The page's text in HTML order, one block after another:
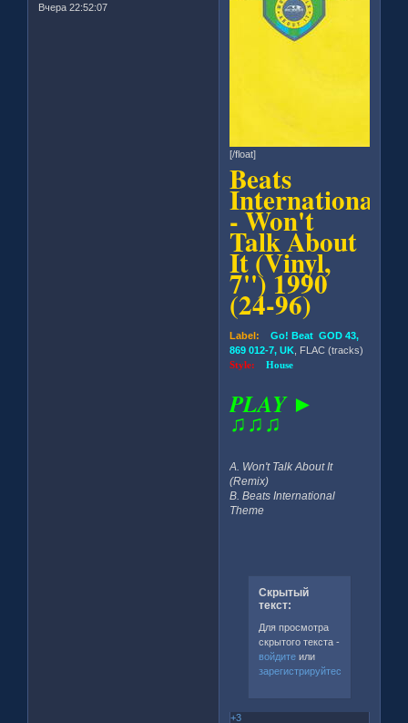
Вчера 22:52:07
[/float]
Beats
International
- Won't
Talk About
It (Vinyl,
7'') 1990
(24-96)
Label: Go! Beat GOD 43,
869 012-7, UK , FLAC (tracks)
Style:House
PLAY ►
♫♫♫
A. Won't Talk About It
(Remix)
B. Beats International
Theme
Скрытый
текст:
Для просмотра
скрытого текста -
войдитеили
зарегистрируйтесь
+3